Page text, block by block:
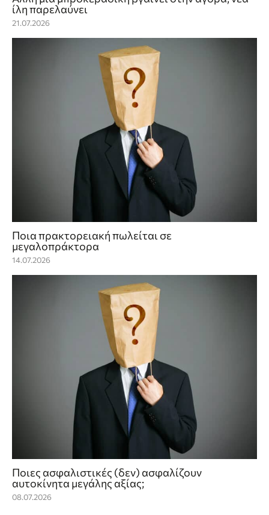
ίλη παρελαύνει
21.07.2026
Ποια πρακτορειακή πωλείται σε
μεγαλoπράκτορα
14.07.2026
Ποιες ασφαλιστικές (δεν) ασφαλίζουν
αυτοκίνητα μεγάλης αξίας;
08.07.2026